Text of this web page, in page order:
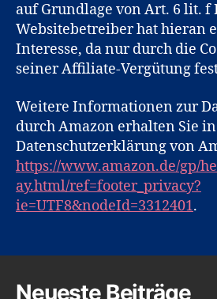
auf Grundlage von Art. 6 lit. f
Websitebetreiber hat hieran
Interesse, da nur durch die
seiner Affiliate-Vergütung
Weitere Informationen zur
durch Amazon erhalten Sie
Datenschutzerklärung von
https://www.amazon.de/gp/
ay.html/ref=footer_privacy?
ie=UTF8&nodeId=3312401.
Neueste Beiträge